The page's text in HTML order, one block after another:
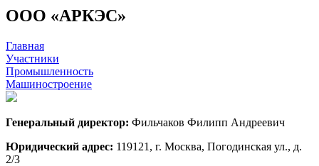
ООО «АРКЭС»
Главная
Участники
Промышленность
Машиностроение
Генеральный директор: Фильчaков Филипп Андреевич
Юридический адрес: 119121, г. Москва, Погодинская ул., д.
2/3